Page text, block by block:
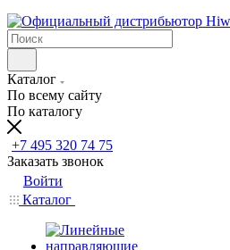
Каталог
По всему сайту
По каталогу
+7 495 320 74 75
Заказать звонок
Войти
Каталог